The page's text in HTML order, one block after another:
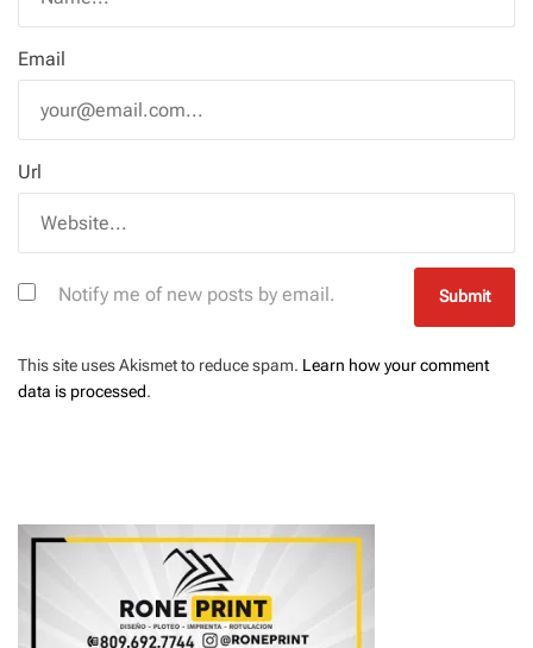
Email
Url
Notify me of new posts by email.
This site uses Akismet to reduce spam. Learn how your comment
data is processed.